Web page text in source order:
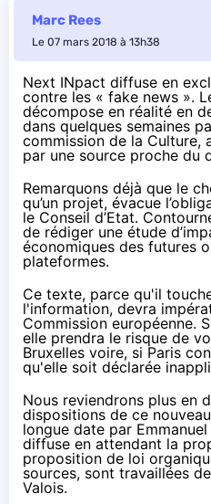
Marc Rees
Le 07 mars 2018 à 13h38
Next INpact diffuse en
contre les « fake news ».
décompose en réalité en
dans quelques semaines
commission de la Culture,
par une source proche du
Remarquons déjà que le
qu’un projet, évacue
le Conseil d’Etat.
de rédiger une étude
économiques des futures
plateformes.
Ce texte, parce qu'il
l'information, devra
Commission européenne.
elle prendra le risque de
Bruxelles voire, si Paris
qu'elle soit déclarée
Nous reviendrons plus en
dispositions de ce
longue date par
diffuse en attendant la
proposition de loi
sources, sont travaillées
Valois.